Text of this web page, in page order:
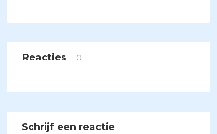
Reacties 0
Schrijf een reactie